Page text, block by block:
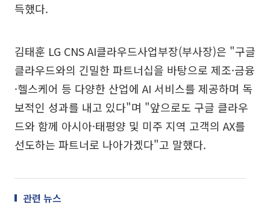
득했다.
김태훈 LG CNS AI클라우드사업부장(부사장)은 "구글
클라우드와의 긴밀한 파트너십을 바탕으로 제조·금융
·헬스케어 등 다양한 산업에 AI 서비스를 제공하며 독
보적인 성과를 내고 있다"며 "앞으로도 구글 클라우
드와 함께 아시아·태평양 및 미주 지역 고객의 AX를
선도하는 파트너로 나아가겠다"고 말했다.
관련 뉴스